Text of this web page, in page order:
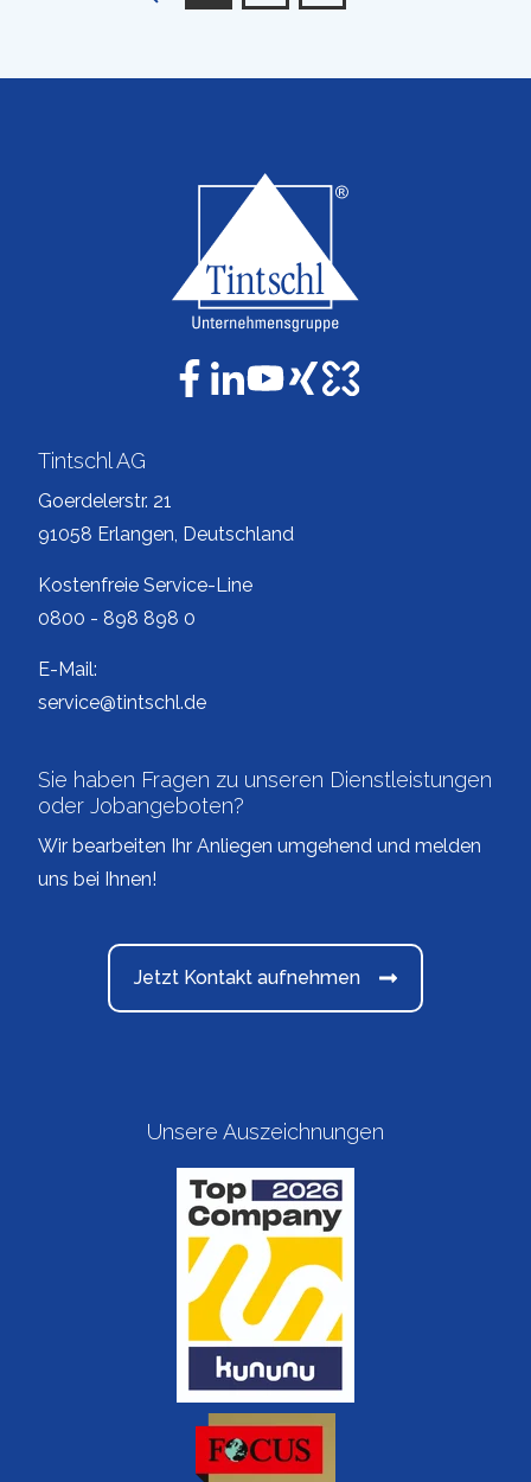
Tintschl AG
Goerdelerstr. 21
91058 Erlangen, Deutschland
Kostenfreie Service-Line
0800 - 898 898 0
E-Mail:
service@tintschl.de
Sie haben Fragen zu unseren Dienstleistungen
oder Jobangeboten?
Wir bearbeiten Ihr Anliegen umgehend und melden
uns bei Ihnen!
Jetzt Kontakt aufnehmen
Unsere Auszeichnungen